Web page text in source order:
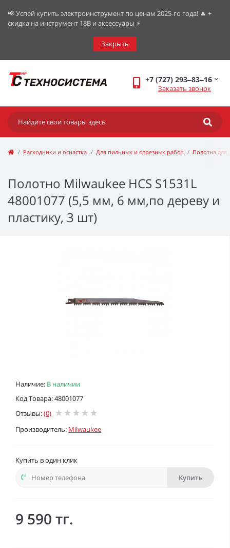
📢 Успей купить электроинструмент по ценам 2025-го года! 🔥 +
скидка на инструмент 18В и аксессуары ⚡️
Закрыть
+7 (727) 293‒83‒16
Заказать звонок
Расходники и оснастка Для пильных и отрезных работ Полотна для
Полотно Milwaukee HCS S1531L
48001077 (5,5 мм, 6 мм,по дереву и
пластику, 3 шт)
Наличие: В наличии
Код Товара: 48001077
Отзывы:(0)
Производитель: Milwaukee
Купить в один клик
Купить
9 590 тг.